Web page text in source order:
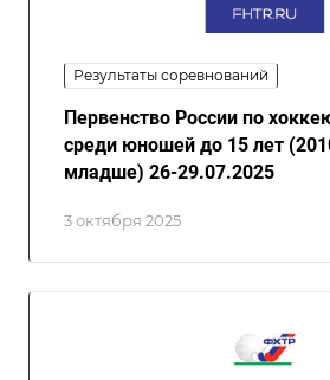
Результаты соревнований
3 октября 2025
Первенство России по
среди юношей до 15 лет
младше) 26-29.07.2025